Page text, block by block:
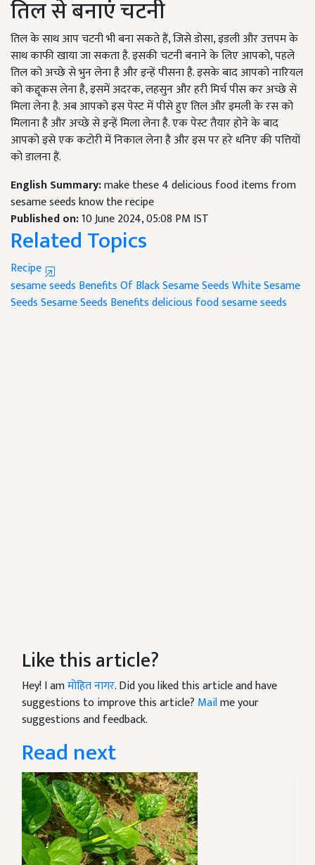
तिल से बनाएं चटनी
तिल के साथ आप चटनी भी बना सकते हैं, जिसे डोसा, इडली और उत्तपम के
साथ काफी खाया जा सकता है. इसकी चटनी बनाने के लिए आपको, पहले
तिल को अच्छे से भुन लेना है और इन्हें पीसना है. इसके बाद आपको नारियल
को कद्दूकस लेना है, इसमें अदरक, लहसुन और हरी मिर्च पीस कर अच्छे से
मिला लेना है. अब आपको इस पेस्ट में पीसे हुए तिल और इमली के रस को
मिलाना है और अच्छे से इन्हें मिला लेना है. एक पेस्ट तैयार होने के बाद
आपको इसे एक कटोरी में निकाल लेना है और इस पर हरे धनिए की पत्तियों
को डालना हैं.
English Summary:make these 4 delicious food items from
sesame seeds know the recipe
Published on:10 June 2024, 05:08 PM IST
Related Topics
Recipe
sesame seeds Benefits Of Black Sesame SeedsWhite Sesame
SeedsSesame Seeds Benefitsdelicious food sesame seeds
Like this article?
Hey! I amमोहित नागर. Did you liked this article and have
suggestions to improve this article? Mailme your
suggestions and feedback.
Read next